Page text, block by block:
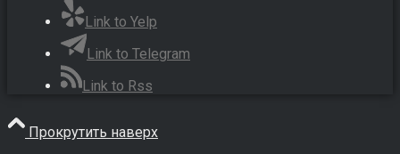
Link to Yelp
Link to Telegram
Link to Rss
Прокрутить наверх